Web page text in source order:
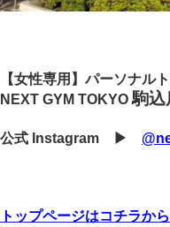
【女性専用】パーソナル
NEXT GYM TOKYO駒込
公式 Instagram ▶︎
トップページはコチラから